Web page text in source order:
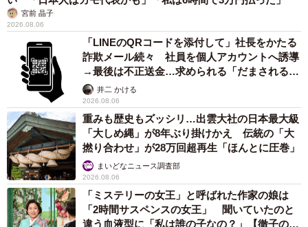
宮前 晶子
2026.08.06
「LINEのQRコードを添付して」社長をかたる
詐欺メール続々 社員を個人アカウントへ誘導
→最後は不正送金…求められる「だまされる前
提」の対策
井二 かける
2026.08.06
重みも歴史もズッシリ…出雲大社の日本最大級
「大しめ縄」が8年ぶり掛けかえ 伝統の「大
撚り合わせ」が28万回超再生「ほんとに圧巻」
まいどなニュース調査部
2026.08.06
「ミステリーの女王」と呼ばれた作家の娘は
「2時間サスペンスの女王」 聞いていたのと
違う血液型に「私は誰の子なの？」【徹子の部